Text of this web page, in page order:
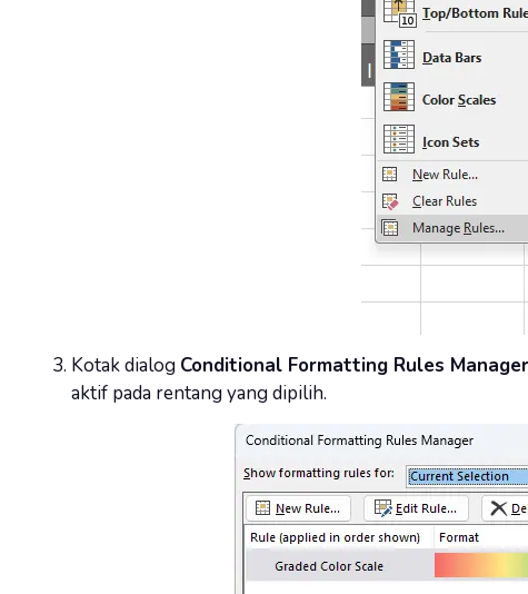
Kotak dialog Conditional Formatting Rules Manager
aktif pada rentang yang dipilih.